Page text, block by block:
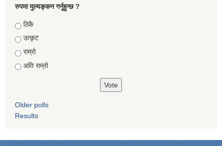
रुपमा मुल्यङ्कन गर्नुहुन्छ ?
Choices
ठिकै
उत्कृट
राम्रो
अति राम्रो
Older polls
Results